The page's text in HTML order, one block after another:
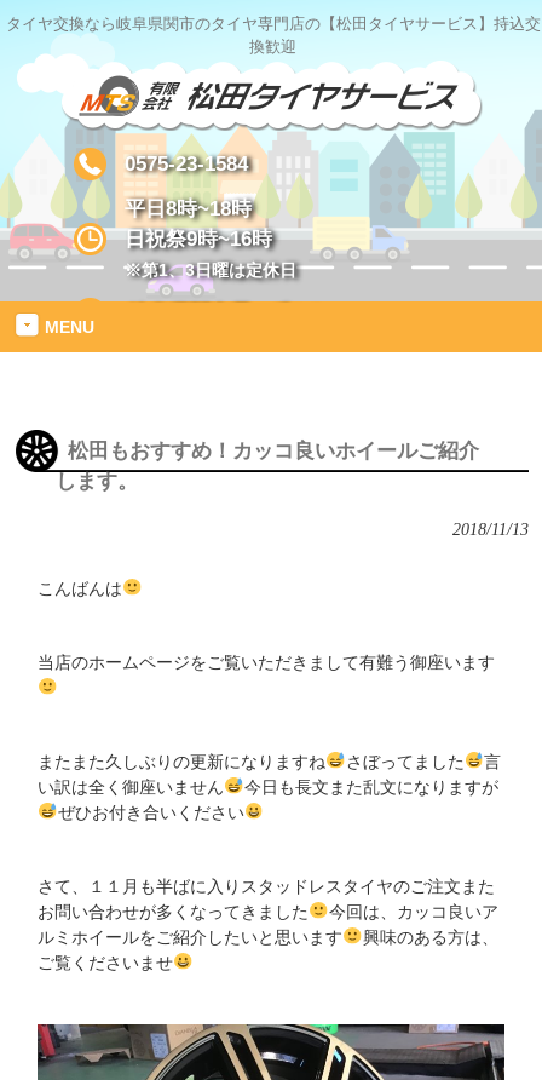
タイヤ交換なら岐阜県関市のタイヤ専門店の【松田タイヤサービス】持込交
換歓迎
0575-23-1584
平日8時~18時
日祝祭9時~16時
※第1、3日曜は定休日
MENU
松田もおすすめ！カッコ良いホイールご紹介
します。
2018/11/13
こんばんは
当店のホームページをご覧いただきまして有難う御座います
またまた久しぶりの更新になりますね さぼってました
言
い訳は全く御座いません
今日も長文また乱文になりますが
ぜひお付き合いください
さて、１１月も半ばに入りスタッドレスタイヤのご注文また
お問い合わせが多くなってきました
今回は、カッコ良いア
ルミホイールをご紹介したいと思います
興味のある方は、
ご覧くださいませ